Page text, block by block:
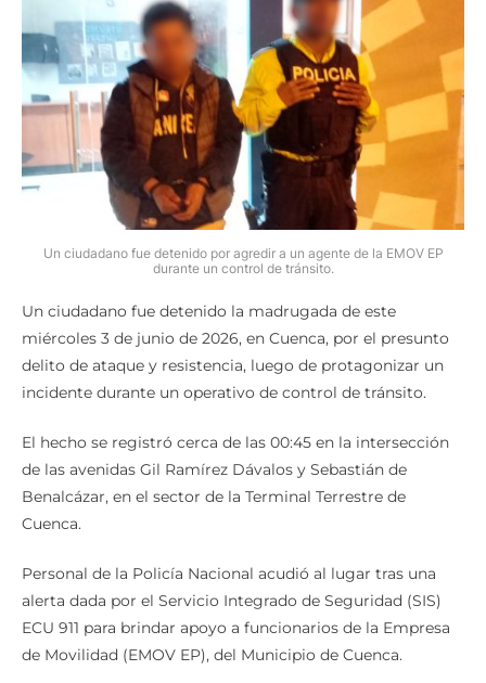
Un ciudadano fue detenido por agredir a un agente de la EMOV EP
durante un control de tránsito.
Un ciudadano fue detenido la madrugada de este
miércoles 3 de junio de 2026, en Cuenca, por el presunto
delito de ataque y resistencia, luego de protagonizar un
incidente durante un operativo de control de tránsito.
El hecho se registró cerca de las 00:45 en la intersección
de las avenidas Gil Ramírez Dávalos y Sebastián de
Benalcázar, en el sector de la Terminal Terrestre de
Cuenca.
Personal de la Policía Nacional acudió al lugar tras una
alerta dada por el Servicio Integrado de Seguridad (SIS)
ECU 911 para brindar apoyo a funcionarios de la Empresa
de Movilidad (EMOV EP), del Municipio de Cuenca.